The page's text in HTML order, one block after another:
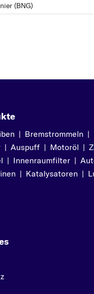
(BNG)
| Bremstrommeln |
| Auspuff | Motoröl |
| Innenraumfilter |
| Katalysatoren |